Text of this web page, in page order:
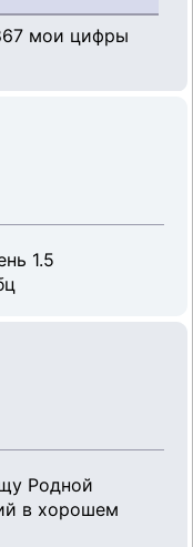
мои цифры
1.5
Родной
в хорошем